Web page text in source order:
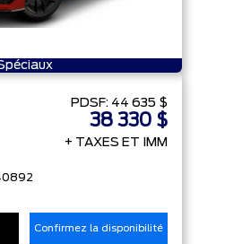
PDSF: 44 635 $
38 330 $
+ TAXES ET IMM
Confirmez la disponibilité